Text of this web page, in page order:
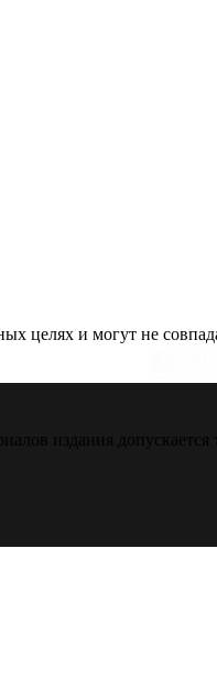
целях и могут не
издания